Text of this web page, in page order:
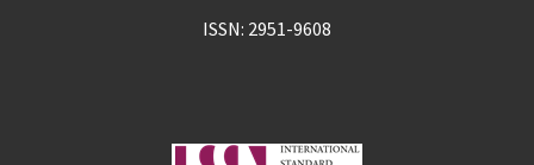
ISSN: 2951-9608